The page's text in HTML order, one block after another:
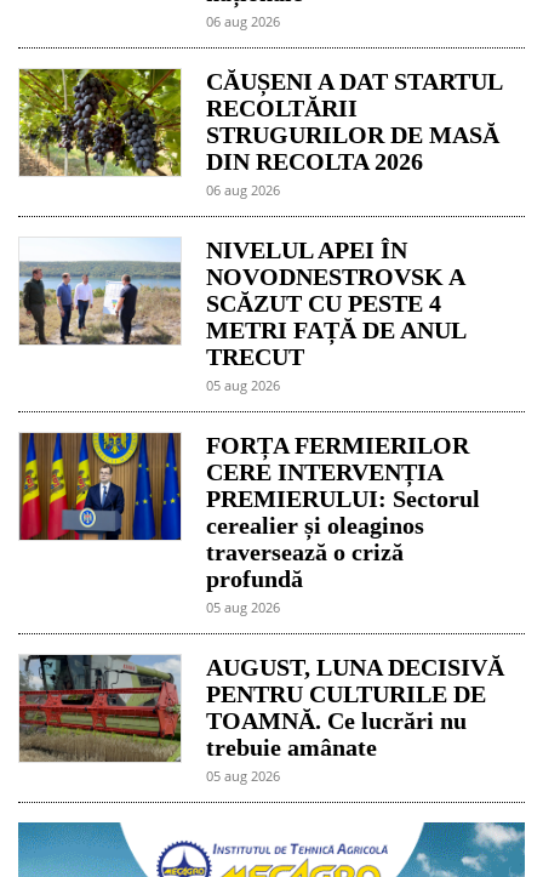
06 aug 2026
CĂUȘENI A DAT STARTUL
RECOLTĂRII
STRUGURILOR DE MASĂ
DIN RECOLTA 2026
06 aug 2026
NIVELUL APEI ÎN
NOVODNESTROVSK A
SCĂZUT CU PESTE 4
METRI FAȚĂ DE ANUL
TRECUT
05 aug 2026
FORȚA FERMIERILOR
CERE INTERVENȚIA
PREMIERULUI: Sectorul
cerealier și oleaginos
traversează o criză
profundă
05 aug 2026
AUGUST, LUNA DECISIVĂ
PENTRU CULTURILE DE
TOAMNĂ. Ce lucrări nu
trebuie amânate
05 aug 2026